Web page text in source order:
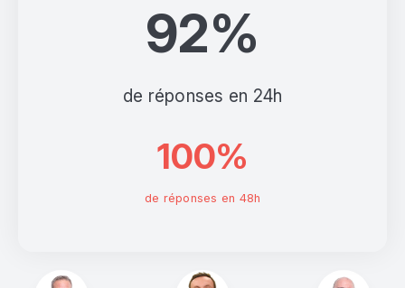
92%
de réponses en 24h
100%
de réponses en 48h